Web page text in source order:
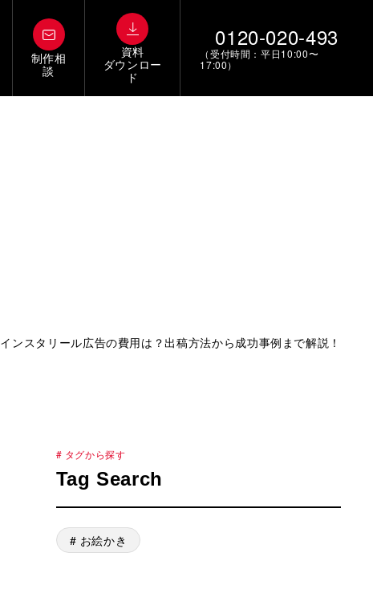
制作相
談
資料
ダウンロー
ド
0120-020-493
（受付時間：平日10:00〜
17:00）
インスタリール広告の費用は？出稿方法から成功事例まで解説！
# タグから探す
Tag Search
# お絵かき